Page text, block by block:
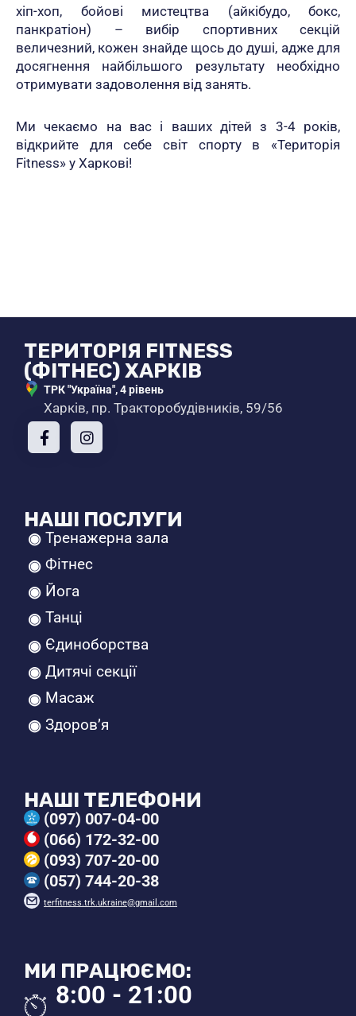
хіп-хоп, бойові мистецтва (айкібудо, бокс,
панкратіон) – вибір спортивних секцій
величезний, кожен знайде щось до душі, адже для
досягнення найбільшого результату необхідно
отримувати задоволення від занять.
Ми чекаємо на вас і ваших дітей з 3-4 років,
відкрийте для себе світ спорту в «Територія
Fitness» у Харкові!
ТЕРИТОРІЯ FITNESS
(ФІТНЕС) ХАРКІВ
ТРК "Україна", 4 рівень
Харків, пр. Тракторобудівників, 59/56
НАШІ ПОСЛУГИ
Тренажерна зала
Фітнес
Йога
Танці
Єдиноборства
Дитячі секції
Масаж
Здоров’я
НАШІ ТЕЛЕФОНИ
(097) 007-04-00
(066) 172-32-00
(093) 707-20-00
(057) 744-20-38
terfitness.trk.ukraine@gmail.com
МИ ПРАЦЮЄМО:
8:00 - 21:00